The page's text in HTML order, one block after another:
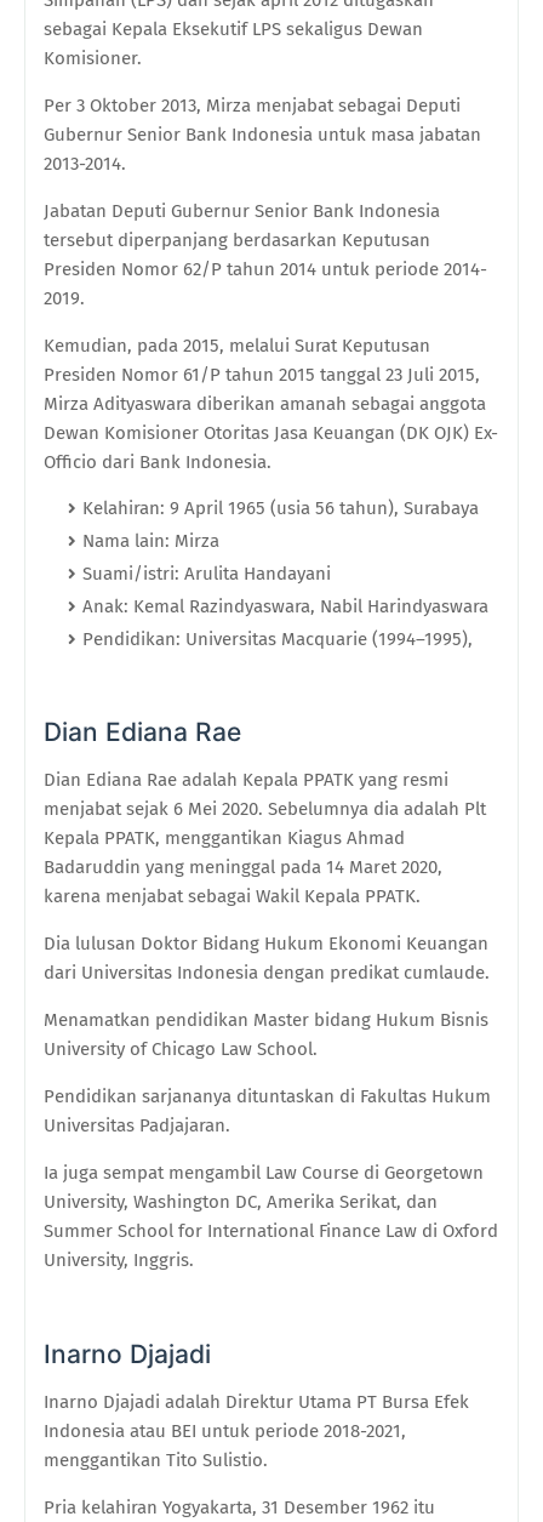
sebagai Kepala Eksekutif LPS sekaligus Dewan
Komisioner.
Per 3 Oktober 2013, Mirza menjabat sebagai Deputi
Gubernur Senior Bank Indonesia untuk masa jabatan
2013-2014.
Jabatan Deputi Gubernur Senior Bank Indonesia
tersebut diperpanjang berdasarkan Keputusan
Presiden Nomor 62/P tahun 2014 untuk periode 2014-
2019.
Kemudian, pada 2015, melalui Surat Keputusan
Presiden Nomor 61/P tahun 2015 tanggal 23 Juli 2015,
Mirza Adityaswara diberikan amanah sebagai anggota
Dewan Komisioner Otoritas Jasa Keuangan (DK OJK) Ex-
Officio dari Bank Indonesia.
Kelahiran: 9 April 1965 (usia 56 tahun), Surabaya
Nama lain: Mirza
Suami/istri: Arulita Handayani
Anak: Kemal Razindyaswara, Nabil Harindyaswara
Pendidikan: Universitas Macquarie (1994–1995),
Dian Ediana Rae
Dian Ediana Rae adalah Kepala PPATK yang resmi
menjabat sejak 6 Mei 2020. Sebelumnya dia adalah Plt
Kepala PPATK, menggantikan Kiagus Ahmad
Badaruddin yang meninggal pada 14 Maret 2020,
karena menjabat sebagai Wakil Kepala PPATK.
Dia lulusan Doktor Bidang Hukum Ekonomi Keuangan
dari Universitas Indonesia dengan predikat cumlaude.
Menamatkan pendidikan Master bidang Hukum Bisnis
University of Chicago Law School.
Pendidikan sarjananya dituntaskan di Fakultas Hukum
Universitas Padjajaran.
Ia juga sempat mengambil Law Course di Georgetown
University, Washington DC, Amerika Serikat, dan
Summer School for International Finance Law di Oxford
University, Inggris.
Inarno Djajadi
Inarno Djajadi adalah Direktur Utama PT Bursa Efek
Indonesia atau BEI untuk periode 2018-2021,
menggantikan Tito Sulistio.
Pria kelahiran Yogyakarta, 31 Desember 1962 itu